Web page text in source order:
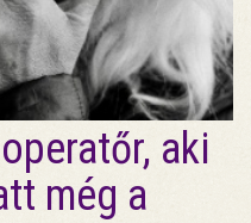
aki
még a